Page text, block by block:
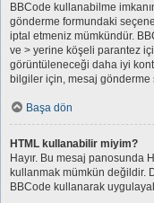
BBCode kullanabilme
gönderme formundaki
iptal etmeniz mümkündür.
ve > yerine köşeli parantez
görüntüleneceği daha iyi
bilgiler için, mesaj gönderme
Başa dön
HTML kullanabilir miyim?
Hayır. Bu mesaj panosunda
kullanmak mümkün değildir.
BBCode kullanarak